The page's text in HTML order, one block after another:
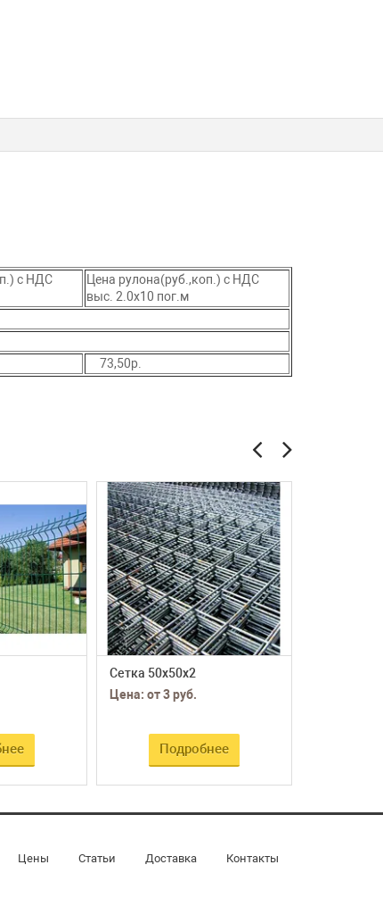
с НДС
Цена рулона(руб.,коп.) с НДС
выс. 2.0х10 пог.м
73,50р.
Сетка 50х50х2
Цена: от 3 руб.
Подробнее
Цены Статьи Доставка Контакты